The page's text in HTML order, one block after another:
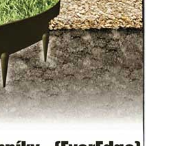
kláštera
na nádvoří
náměstí v